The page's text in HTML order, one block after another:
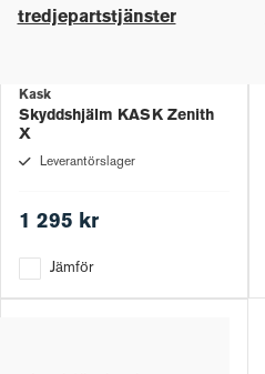
tredjepartstjänster
Kask
Skyddshjälm KASK Zenith
X
Leverantörslager
1 295 kr
Jämför